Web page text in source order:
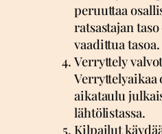
peruuttaa
ratsastajan
vaadittua tasoa.
Verryttely
Verryttelyaikaa
aikataulu
lähtölistassa.
Kilpailut